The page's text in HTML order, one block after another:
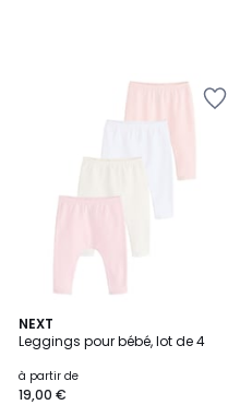
NEXT
Leggings pour bébé, lot de 4
à partir de
19,00 €